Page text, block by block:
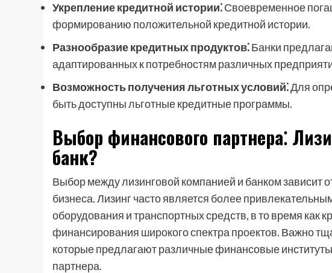
Укрепление кредитной истории⁚Своевременное
формированию положительной кредитной истории.
Разнообразие кредитных продуктов⁚Банки
адаптированных к потребностям различных
Возможность получения льготных условий⁚Для
быть доступны льготные кредитные программы.
Выбор финансового партнера⁚
банк?
Выбор между лизинговой компанией и банком зависит
бизнеса. Лизинг часто является более
оборудования и транспортных средств, в то время как
финансирования широкого спектра проектов. Важно
которые предлагают различные финансовые
партнера.